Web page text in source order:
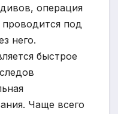
операция
проводится под
него.
быстрое
Чаще всего